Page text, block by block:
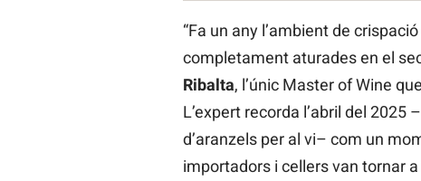
“Fa un any l’ambient de
completament aturades en el
Ribalta, l’únic Master of Wine
L’expert recorda l’abril del 2025
d’aranzels per al vi– com un
importadors i cellers van tornar